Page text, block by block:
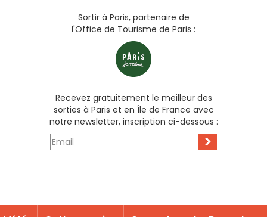
Sortir à Paris, partenaire de
l'Office de Tourisme de Paris :
Recevez gratuitement le meilleur des
sorties à Paris et en Île de France avec
notre newsletter, inscription ci-dessous :
>